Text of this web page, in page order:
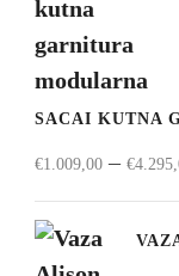
SACAI KUTNA
€1.009,00 – €